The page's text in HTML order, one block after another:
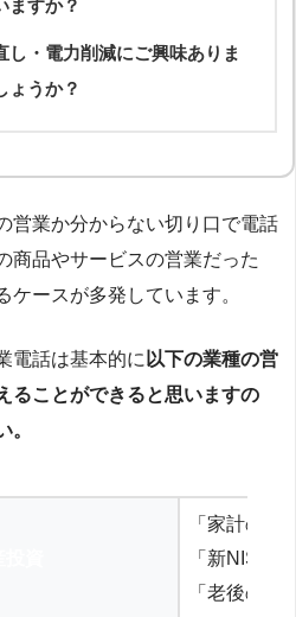
ますか？
し・電力削減にご興味ありま
ょうか？
営業か分からない切り口で電話
商品やサービスの営業だった
ケースが多発しています。
電話は基本的に 以下の業種の営
ることができると思いますの
。
「家計の見
「新NISA
「老後の